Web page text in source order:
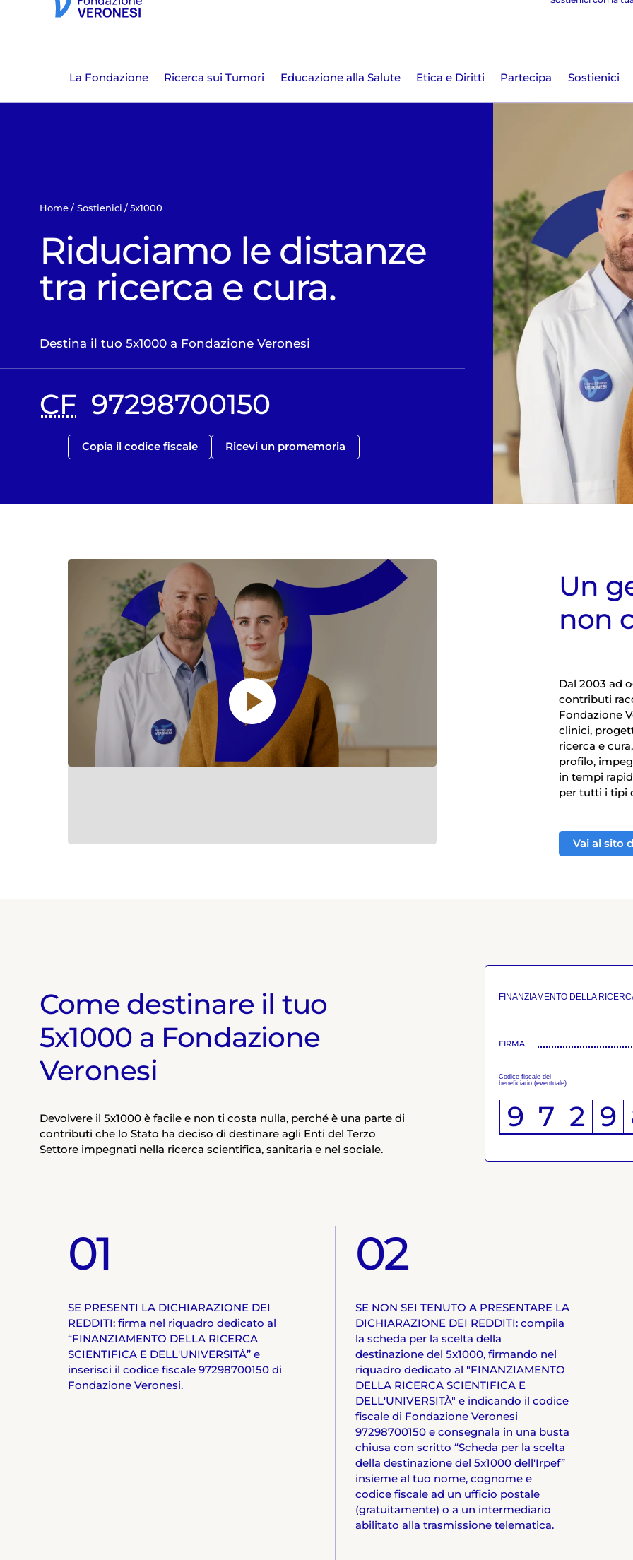
La Fondazione Ricerca sui Tumori Educazione alla Salute Etica e Diritti Partecipa Sostienici
Home Sostienici 5x1000
Riduciamo le distanze
tra ricerca e cura.
Destina il tuo 5x1000 a Fondazione Veronesi
CF 97298700150
Copia il codice fiscale Ricevi un promemoria
Un
non
Dal 2003 ad
contributi
Fondazione
clinici,
ricerca e
profilo,
in tempi
per tutti i tipi
Vai al sito
Come destinare il tuo
5x1000 a Fondazione
Veronesi
Devolvere il 5x1000 è facile e non ti costa nulla, perché è una parte di
contributi che lo Stato ha deciso di destinare agli Enti del Terzo
Settore impegnati nella ricerca scientifica, sanitaria e nel sociale.
FINANZIAMENTO DELLA
FIRMA
Codice fiscale del
beneficiario (eventuale)
9 7 2 9
SE PRESENTI LA DICHIARAZIONE DEI
REDDITI: firma nel riquadro dedicato al
“FINANZIAMENTO DELLA RICERCA
SCIENTIFICA E DELL'UNIVERSITÀ” e
inserisci il codice fiscale 97298700150 di
Fondazione Veronesi.
SE NON SEI TENUTO A PRESENTARE LA
DICHIARAZIONE DEI REDDITI: compila
la scheda per la scelta della
destinazione del 5x1000, firmando nel
riquadro dedicato al "FINANZIAMENTO
DELLA RICERCA SCIENTIFICA E
DELL'UNIVERSITÀ" e indicando il codice
fiscale di Fondazione Veronesi
97298700150 e consegnala in una busta
chiusa con scritto “Scheda per la scelta
della destinazione del 5x1000 dell'Irpef”
insieme al tuo nome, cognome e
codice fiscale ad un ufficio postale
(gratuitamente) o a un intermediario
abilitato alla trasmissione telematica.